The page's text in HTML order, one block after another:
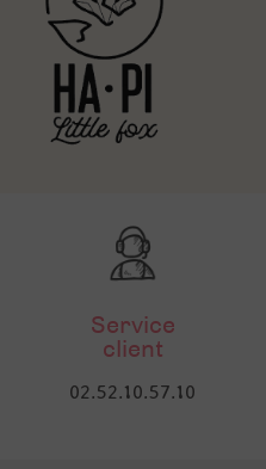
Service
client
02.52.10.57.10